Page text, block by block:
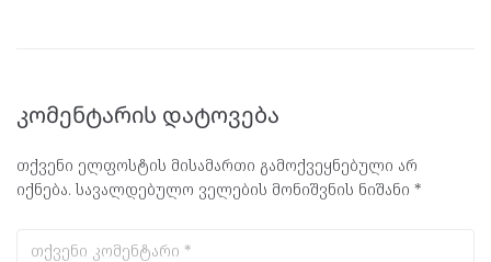
კომენტარის დატოვება
თქვენი ელფოსტის მისამართი გამოქვეყნებული არ
იქნება. სავალდებულო ველების მონიშვნის ნიშანი *